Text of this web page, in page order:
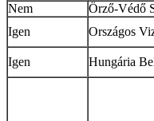
Nem
Örző-Védő
Igen
Országos
Igen Hungária